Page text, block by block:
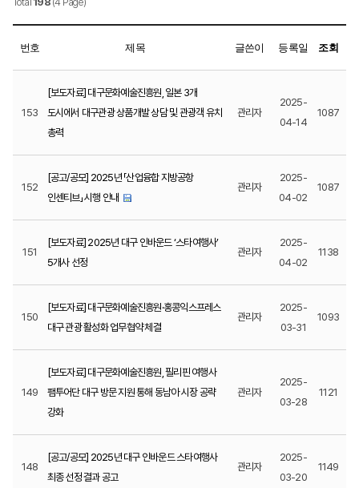
번호 제목 글쓴이 등록일 조회
153
[보도자료] 대구문화예술진흥원, 일본 3개
도시에서 대구관광 상품개발 상담 및 관광객 유치
총력
관리자
2025-
04-14
1087
152
[공고/공모] 2025년 「산업융합 지방공항
인센티브」 시행 안내
관리자
2025-
04-02
1087
151
[보도자료] 2025년 대구 인바운드 ‘스타여행사’
5개사 선정
관리자
2025-
04-02
1138
150
[보도자료] 대구문화예술진흥원·홍콩익스프레스
대구 관광 활성화 업무협약 체결
관리자
2025-
03-31
1093
149
[보도자료] 대구문화예술진흥원, 필리핀 여행사
팸투어단 대구 방문 지원 통해 동남아 시장 공략
강화
관리자
2025-
03-28
1121
148
[공고/공모] 2025년 대구 인바운드 스타여행사
최종 선정 결과 공고
관리자
2025-
03-20
1149